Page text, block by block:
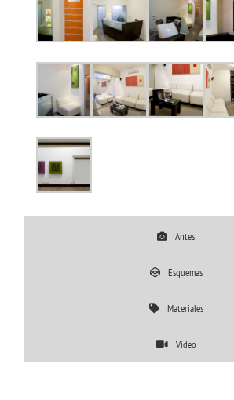
Antes
Esquemas
Materiales
Video